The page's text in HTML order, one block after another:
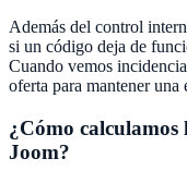
Además del control
si un código deja de
Cuando vemos
oferta para mantener
¿Cómo calculamos
Joom?